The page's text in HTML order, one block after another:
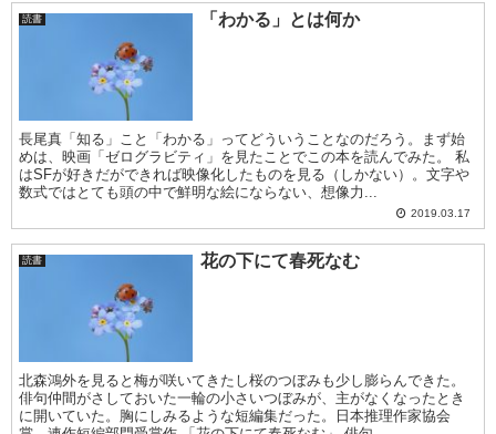
読書 「わかる」とは何か
長尾真「知る」こと「わかる」ってどういうことなのだろう。まず始
めは、映画「ゼログラビティ」を見たことでこの本を読んでみた。 私
はSFが好きだができれば映像化したものを見る（しかない）。文字や
数式ではとても頭の中で鮮明な絵にならない、想像力...
2019.03.17
読書 花の下にて春死なむ
北森鴻外を見ると梅が咲いてきたし桜のつぼみも少し膨らんできた。
俳句仲間がさしておいた一輪の小さいつぼみが、主がなくなったとき
に開いていた。胸にしみるような短編集だった。日本推理作家協会